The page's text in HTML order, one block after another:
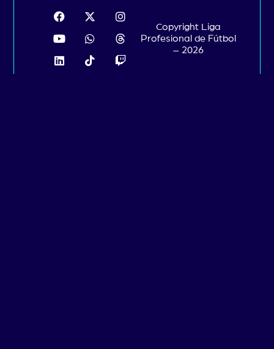
Copyright Liga
Profesional de Fútbol
– 2026